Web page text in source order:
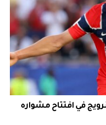
في افتتاح مشواره